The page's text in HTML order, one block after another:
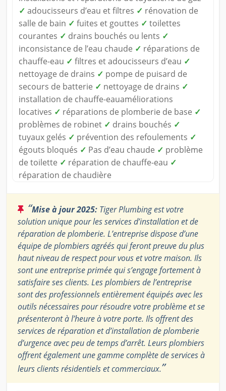
✓ adoucisseurs d’eau et filtres ✓ rénovation de
salle de bain ✓ fuites et gouttes ✓ toilettes
courantes ✓ drains bouchés ou lents ✓
inconsistance de l’eau chaude ✓ réparations de
chauffe-eau ✓ filtres et adoucisseurs d’eau ✓
nettoyage de drains ✓ pompe de puisard de
secours de batterie ✓ nettoyage de drains ✓
installation de chauffe-eauaméliorations
locatives ✓ réparations de plomberie de base ✓
problèmes de robinet ✓ drains bouchés ✓
tuyaux gelés ✓ prévention des refoulements ✓
égouts bloqués ✓ Pas d’eau chaude ✓ problème
de toilette ✓ réparation de chauffe-eau ✓
réparation de chaudière
“Mise à jour 2025: Tiger Plumbing est votre
solution unique pour les services d’installation et de
réparation de plomberie. L’entreprise dispose d’une
équipe de plombiers agréés qui feront preuve du plus
haut niveau de respect pour vous et votre maison. Ils
sont une entreprise primée qui s’engage fortement à
satisfaire ses clients. Les plombiers de l’entreprise
sont des professionnels entièrement équipés avec les
outils nécessaires pour résoudre votre problème et se
présenteront à l’heure à votre porte. Ils offrent des
services de réparation et d’installation de plomberie
d’urgence avec peu de temps d’arrêt. Leurs plombiers
offrent également une gamme complète de services à
leurs clients résidentiels et commerciaux.”